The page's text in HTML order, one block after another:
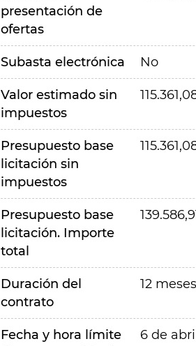
presentación de
ofertas
Subasta electrónica No
Valor estimado sin
impuestos
Presupuesto base
licitación sin
impuestos
Presupuesto base
licitación. Importe
total
Duración del
contrato
12 meses
Fecha y hora límite
6 de